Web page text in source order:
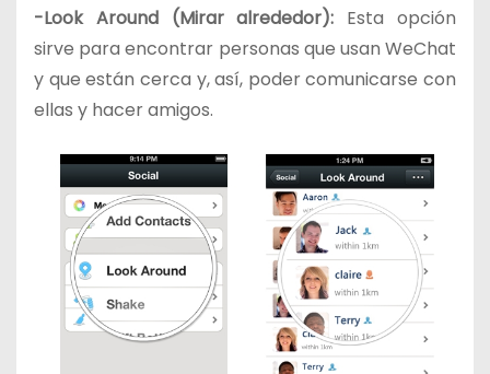
-Look Around (Mirar alrededor): Esta opción
sirve para encontrar personas que usan WeChat
y que están cerca y, así, poder comunicarse con
ellas y hacer amigos.